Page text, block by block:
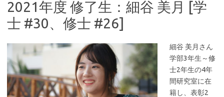
2021年度 修了生：細谷 美月 [学
士 #30、修士 #26]
細谷 美月さん
学部3年生～修
士2年生の4年
間研究室に在
籍し、表彰2